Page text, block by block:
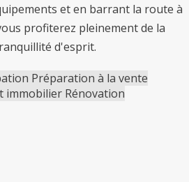
et en barrant la route à
profiterez pleinement de la
d'esprit.
Préparation à la vente
immobilier Rénovation